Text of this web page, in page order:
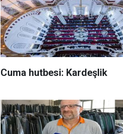
Cuma hutbesi: Kardeşlik